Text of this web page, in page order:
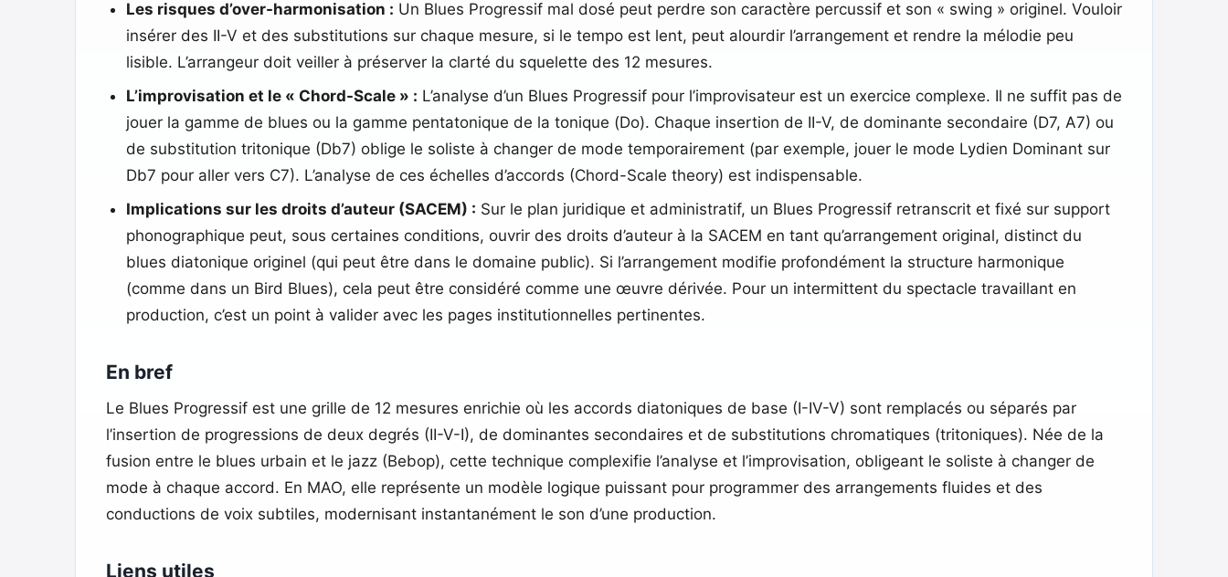
Les risques d’over-harmonisation : Un Blues Progressif mal dosé peut perdre son caractère percussif et son « swing » originel. Vouloir
insérer des II-V et des substitutions sur chaque mesure, si le tempo est lent, peut alourdir l’arrangement et rendre la mélodie peu
lisible. L’arrangeur doit veiller à préserver la clarté du squelette des 12 mesures.
L’improvisation et le « Chord-Scale » : L’analyse d’un Blues Progressif pour l’improvisateur est un exercice complexe. Il ne suffit pas de
jouer la gamme de blues ou la gamme pentatonique de la tonique (Do). Chaque insertion de II-V, de dominante secondaire (D7, A7) ou
de substitution tritonique (Db7) oblige le soliste à changer de mode temporairement (par exemple, jouer le mode Lydien Dominant sur
Db7 pour aller vers C7). L’analyse de ces échelles d’accords (Chord-Scale theory) est indispensable.
Implications sur les droits d’auteur (SACEM) : Sur le plan juridique et administratif, un Blues Progressif retranscrit et fixé sur support
phonographique peut, sous certaines conditions, ouvrir des droits d’auteur à la SACEM en tant qu’arrangement original, distinct du
blues diatonique originel (qui peut être dans le domaine public). Si l’arrangement modifie profondément la structure harmonique
(comme dans un Bird Blues), cela peut être considéré comme une œuvre dérivée. Pour un intermittent du spectacle travaillant en
production, c’est un point à valider avec les pages institutionnelles pertinentes.
En bref
Le Blues Progressif est une grille de 12 mesures enrichie où les accords diatoniques de base (I-IV-V) sont remplacés ou séparés par
l’insertion de progressions de deux degrés (II-V-I), de dominantes secondaires et de substitutions chromatiques (tritoniques). Née de la
fusion entre le blues urbain et le jazz (Bebop), cette technique complexifie l’analyse et l’improvisation, obligeant le soliste à changer de
mode à chaque accord. En MAO, elle représente un modèle logique puissant pour programmer des arrangements fluides et des
conductions de voix subtiles, modernisant instantanément le son d’une production.
Liens utiles